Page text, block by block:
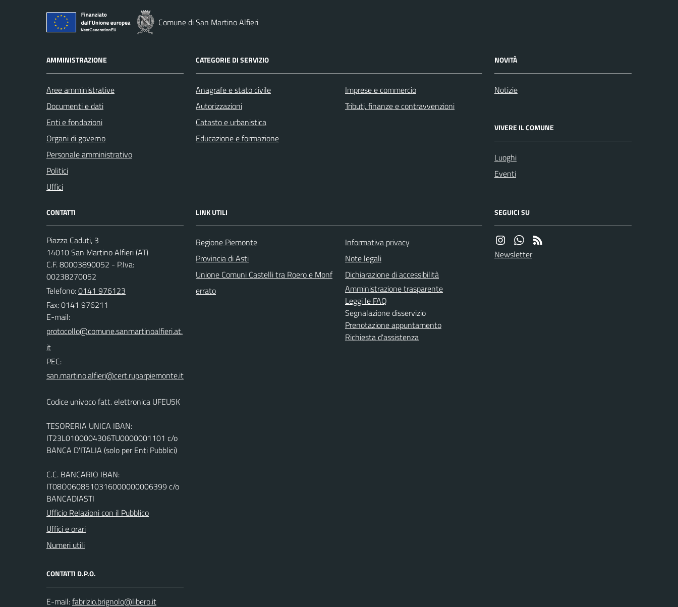
Comune di San Martino Alfieri
AMMINISTRAZIONE
Aree amministrative
Documenti e dati
Enti e fondazioni
Organi di governo
Personale amministrativo
Politici
Uffici
CATEGORIE DI SERVIZIO
Anagrafe e stato civile
Autorizzazioni
Catasto e urbanistica
Educazione e formazione
Imprese e commercio
Tributi, finanze e contravvenzioni
NOVITÀ
Notizie
VIVERE IL COMUNE
Luoghi
Eventi
CONTATTI
Piazza Caduti, 3
14010 San Martino Alfieri (AT)
C.F. 80003890052 - P.Iva:
00238270052
Telefono:0141 976123
Fax: 0141 976211
E-mail:
PEC:
Codice univoco fatt. elettronica UFEU5K
TESORERIA UNICA IBAN:
IT23L0100004306TU0000001101 c/o
BANCA D'ITALIA (solo per Enti Pubblici)
C.C. BANCARIO IBAN:
IT08O0608510316000000006399 c/o
BANCADIASTI
Ufficio Relazioni con il Pubblico
Uffici e orari
Numeri utili
CONTATTI D.P.O.
E-mail:
LINK UTILI
Regione Piemonte
Provincia di Asti
Unione Comuni Castelli tra Roero e Monf
errato
Informativa privacy
Note legali
Dichiarazione di accessibilità
Amministrazione trasparente
Leggi le FAQ
Segnalazione disservizio
Prenotazione appuntamento
Richiesta d'assistenza
SEGUICI SU
Newsletter